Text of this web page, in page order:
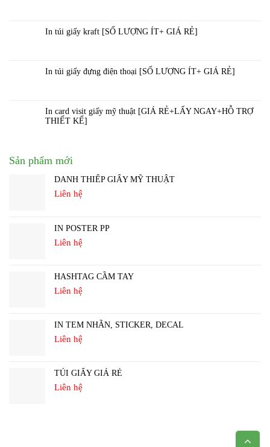
In túi giấy kraft [SỐ LƯỢNG ÍT+ GIÁ RẺ]
In túi giấy đựng điện thoại [SỐ LƯỢNG ÍT+ GIÁ RẺ]
In card visit giấy mỹ thuật [GIÁ RẺ+LẤY NGAY+HỖ TRỢ
THIẾT KẾ]
Sản phẩm mới
DANH THIẾP GIẤY MỸ THUẬT
Liên hệ
IN POSTER PP
Liên hệ
HASHTAG CẦM TAY
Liên hệ
IN TEM NHÃN, STICKER, DECAL
Liên hệ
TÚI GIẤY GIÁ RẺ
Liên hệ